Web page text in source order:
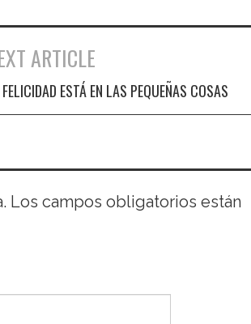
ARTICLE
ESTÁ EN LAS PEQUEÑAS COSAS
Los campos obligatorios están